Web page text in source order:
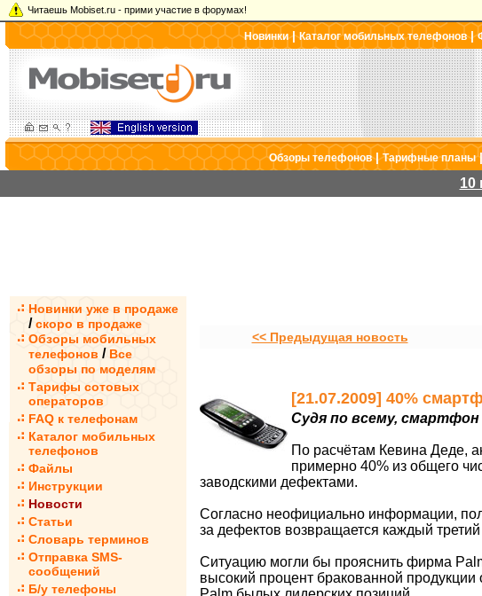
Читаешь Mobiset.ru - прими участие в форумах!
Новинки|Каталог мобильных телефонов|
Обзоры телефонов|Тарифные планы
10
Новинки уже в продаже
/ скоро в продаже
Обзоры мобильных
телефонов / Все
обзоры по моделям
Тарифы сотовых
операторов
FAQ к телефонам
Каталог мобильных
телефонов
Файлы
Инструкции
Новости
Статьи
Словарь терминов
Отправка SMS-
сообщений
Б/у телефоны
<< Предыдущая новость
[21.07.2009] 40%
Судя по всему, смартфон
По расчётам Кевина Деде,
примерно 40% из общего
заводскими дефектами.
Согласно неофициально информации,
за дефектов возвращается каждый
Ситуацию могли бы прояснить фирма
высокий процент бракованной